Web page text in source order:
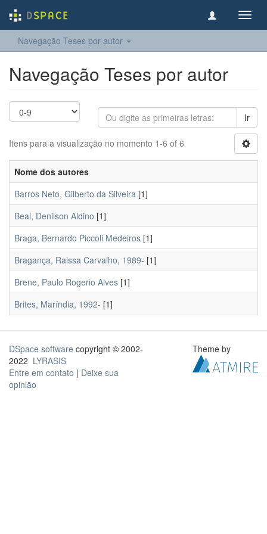
Navegação Teses por autor
Navegação Teses por autor
Ir
Itens para a visualização no momento 1-6 of 6
Nome dos autores
Barros Neto, Gilberto da Silveira [1]
Beal, Denilson Aldino [1]
Braga, Bernardo Piccoli Medeiros [1]
Bragança, Raissa Carvalho, 1989- [1]
Brene, Paulo Rogerio Alves [1]
Brites, Maríndia, 1992- [1]
DSpace software copyright © 2002-
2022 LYRASIS
Entre em contato | Deixe sua
opinião
Theme by